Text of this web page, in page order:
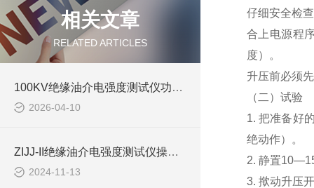
相关文章
RELATED ARTICLES
100KV绝缘油介电强度测试仪功能介绍
2026-04-10
ZIJJ-II绝缘油介电强度测试仪操作步骤
2024-11-13
仔细安全检
合上电源程
度）。
升压前必须
（二）试验
1. 把准备好
绝动作）。
2. 静置
3. 揿动升压